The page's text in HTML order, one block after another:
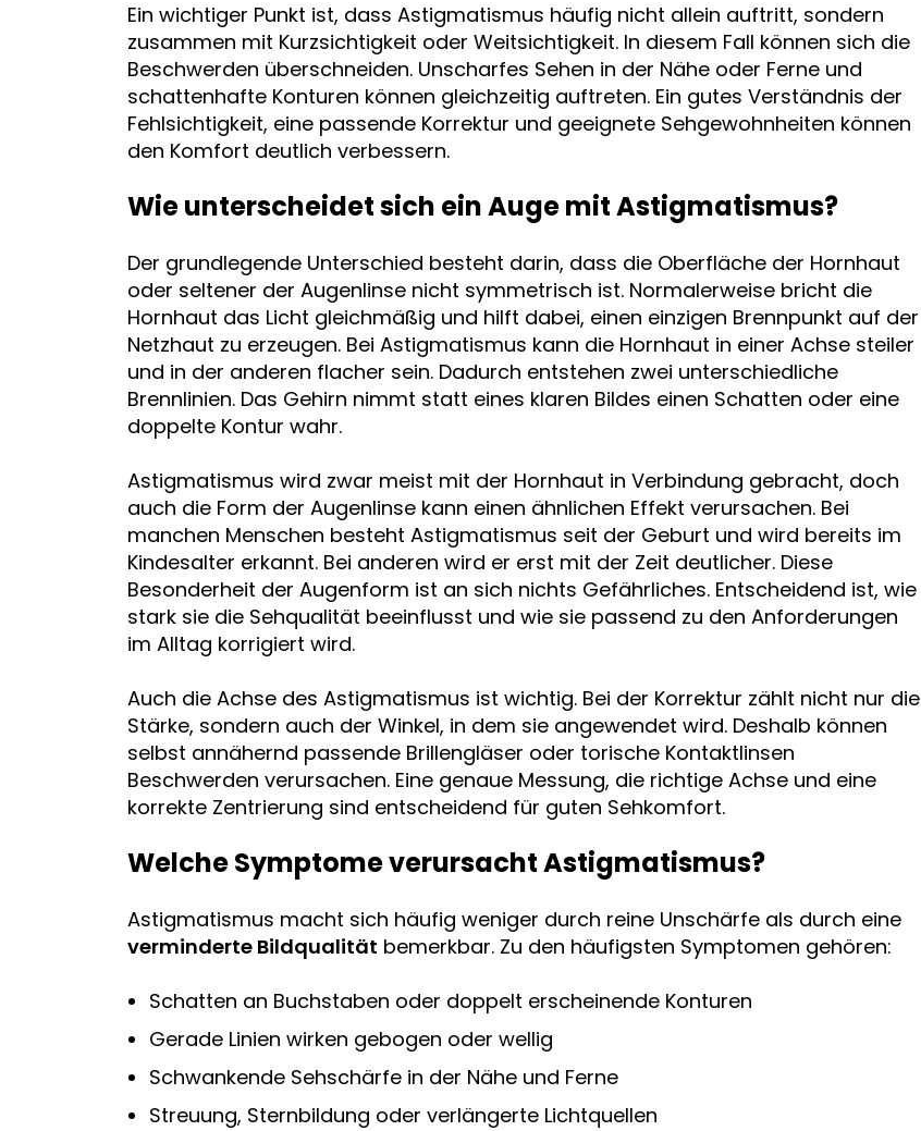
Ein wichtiger Punkt ist, dass Astigmatismus häufig nicht allein auftritt, sondern
zusammen mit Kurzsichtigkeit oder Weitsichtigkeit. In diesem Fall können sich die
Beschwerden überschneiden. Unscharfes Sehen in der Nähe oder Ferne und
schattenhafte Konturen können gleichzeitig auftreten. Ein gutes Verständnis der
Fehlsichtigkeit, eine passende Korrektur und geeignete Sehgewohnheiten können
den Komfort deutlich verbessern.
Wie unterscheidet sich ein Auge mit Astigmatismus?
Der grundlegende Unterschied besteht darin, dass die Oberfläche der Hornhaut
oder seltener der Augenlinse nicht symmetrisch ist. Normalerweise bricht die
Hornhaut das Licht gleichmäßig und hilft dabei, einen einzigen Brennpunkt auf der
Netzhaut zu erzeugen. Bei Astigmatismus kann die Hornhaut in einer Achse steiler
und in der anderen flacher sein. Dadurch entstehen zwei unterschiedliche
Brennlinien. Das Gehirn nimmt statt eines klaren Bildes einen Schatten oder eine
doppelte Kontur wahr.
Astigmatismus wird zwar meist mit der Hornhaut in Verbindung gebracht, doch
auch die Form der Augenlinse kann einen ähnlichen Effekt verursachen. Bei
manchen Menschen besteht Astigmatismus seit der Geburt und wird bereits im
Kindesalter erkannt. Bei anderen wird er erst mit der Zeit deutlicher. Diese
Besonderheit der Augenform ist an sich nichts Gefährliches. Entscheidend ist, wie
stark sie die Sehqualität beeinflusst und wie sie passend zu den Anforderungen
im Alltag korrigiert wird.
Auch die Achse des Astigmatismus ist wichtig. Bei der Korrektur zählt nicht nur die
Stärke, sondern auch der Winkel, in dem sie angewendet wird. Deshalb können
selbst annähernd passende Brillengläser oder torische Kontaktlinsen
Beschwerden verursachen. Eine genaue Messung, die richtige Achse und eine
korrekte Zentrierung sind entscheidend für guten Sehkomfort.
Welche Symptome verursacht Astigmatismus?
Astigmatismus macht sich häufig weniger durch reine Unschärfe als durch eine
verminderte Bildqualität bemerkbar. Zu den häufigsten Symptomen gehören:
Schatten an Buchstaben oder doppelt erscheinende Konturen
Gerade Linien wirken gebogen oder wellig
Schwankende Sehschärfe in der Nähe und Ferne
Streuung, Sternbildung oder verlängerte Lichtquellen